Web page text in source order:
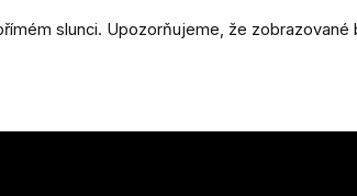
slunci. Upozorňujeme, že zobrazované